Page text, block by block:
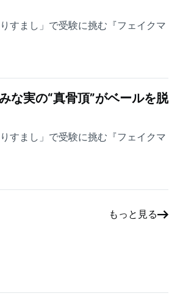
すまし」で受験に挑む『フェイクマ
な実の“真骨頂”がベールを脱
すまし」で受験に挑む『フェイクマ
もっと見る